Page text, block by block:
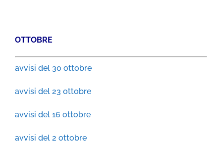
OTTOBRE
avvisi del 30 ottobre
avvisi del 23 ottobre
avvisi del 16 ottobre
avvisi del 2 ottobre